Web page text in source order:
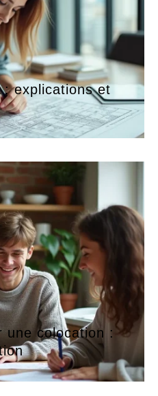
: explications et
une colocation :